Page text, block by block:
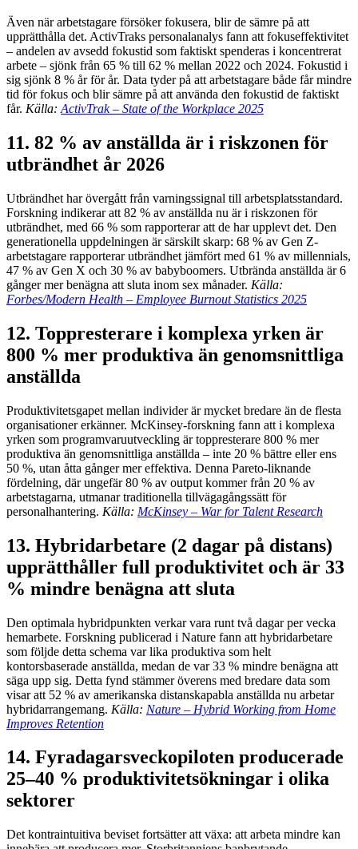
Även när arbetstagare försöker fokusera, blir de sämre på att
upprätthålla det. ActivTraks personalanalys fann att fokuseffektivitet
– andelen av avsedd fokustid som faktiskt spenderas i koncentrerat
arbete – sjönk från 65 % till 62 % mellan 2022 och 2024. Fokustid i
sig sjönk 8 % år för år. Data tyder på att arbetstagare både får mindre
tid för fokus och blir sämre på att använda den fokustid de faktiskt
får. Källa: ActivTrak – State of the Workplace 2025
11. 82 % av anställda är i riskzonen för
utbrändhet år 2026
Utbrändhet har övergått från varningssignal till arbetsplatsstandard.
Forskning indikerar att 82 % av anställda nu är i riskzonen för
utbrändhet, med 66 % som rapporterar att de har upplevt det. Den
generationella uppdelningen är särskilt skarp: 68 % av Gen Z-
arbetstagare rapporterar utbrändhet jämfört med 61 % av millennials,
47 % av Gen X och 30 % av babyboomers. Utbrända anställda är 6
gånger mer benägna att sluta inom sex månader. Källa:
Forbes/Modern Health – Employee Burnout Statistics 2025
12. Toppresterare i komplexa yrken är
800 % mer produktiva än genomsnittliga
anställda
Produktivitetsgapet mellan individer är mycket bredare än de flesta
organisationer erkänner. McKinsey-forskning fann att i komplexa
yrken som programvaruutveckling är toppresterare 800 % mer
produktiva än genomsnittliga anställda – inte 20 % bättre eller ens
50 %, utan åtta gånger mer effektiva. Denna Pareto-liknande
fördelning, där ungefär 80 % av output kommer från 20 % av
arbetstagarna, utmanar traditionella tillvägagångssätt för
personalhantering. Källa: McKinsey – War for Talent Research
13. Hybridarbetare (2 dagar på distans)
upprätthåller full produktivitet och är 33
% mindre benägna att sluta
Den optimala hybridpunkten verkar vara runt två dagar per vecka
hemarbete. Forskning publicerad i Nature fann att hybridarbetare
som följde detta schema var lika produktiva som helt
kontorsbaserade anställda, medan de var 33 % mindre benägna att
säga upp sig. Detta fynd stämmer överens med bredare data som
visar att 52 % av amerikanska distanskapabla anställda nu arbetar
hybridarrangemang. Källa: Nature – Hybrid Working from Home
Improves Retention
14. Fyradagarsveckopiloten producerade
25–40 % produktivitetsökningar i olika
sektorer
Det kontraintuitiva beviset fortsätter att växa: att arbeta mindre kan